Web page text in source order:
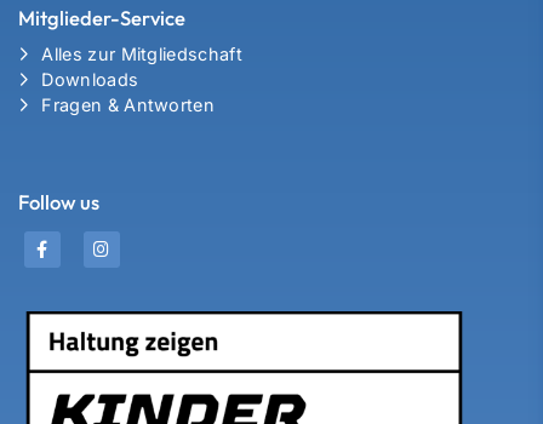
Mitglieder-Service
Alles zur Mitgliedschaft
Downloads
Fragen & Antworten
Follow us